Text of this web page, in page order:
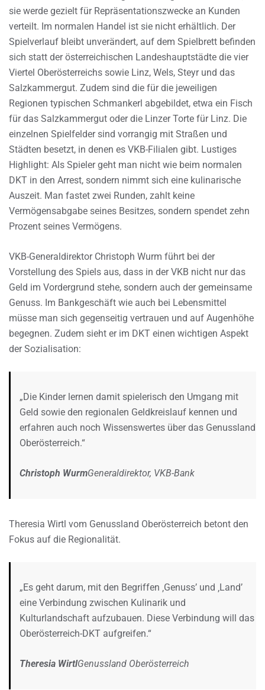
sie werde gezielt für Repräsentationszwecke an Kunden
verteilt. Im normalen Handel ist sie nicht erhältlich. Der
Spielverlauf bleibt unverändert, auf dem Spielbrett befinden
sich statt der österreichischen Landeshauptstädte die vier
Viertel Oberösterreichs sowie Linz, Wels, Steyr und das
Salzkammergut. Zudem sind die für die jeweiligen
Regionen typischen Schmankerl abgebildet, etwa ein Fisch
für das Salzkammergut oder die Linzer Torte für Linz. Die
einzelnen Spielfelder sind vorrangig mit Straßen und
Städten besetzt, in denen es VKB-Filialen gibt. Lustiges
Highlight: Als Spieler geht man nicht wie beim normalen
DKT in den Arrest, sondern nimmt sich eine kulinarische
Auszeit. Man fastet zwei Runden, zahlt keine
Vermögensabgabe seines Besitzes, sondern spendet zehn
Prozent seines Vermögens.
VKB-Generaldirektor Christoph Wurm führt bei der
Vorstellung des Spiels aus, dass in der VKB nicht nur das
Geld im Vordergrund stehe, sondern auch der gemeinsame
Genuss. Im Bankgeschäft wie auch bei Lebensmittel
müsse man sich gegenseitig vertrauen und auf Augenhöhe
begegnen. Zudem sieht er im DKT einen wichtigen Aspekt
der Sozialisation:
„Die Kinder lernen damit spielerisch den Umgang mit
Geld sowie den regionalen Geldkreislauf kennen und
erfahren auch noch Wissenswertes über das Genussland
Oberösterreich.“
Christoph WurmGeneraldirektor, VKB-Bank
Theresia Wirtl vom Genussland Oberösterreich betont den
Fokus auf die Regionalität.
„Es geht darum, mit den Begriffen ‚Genuss’ und ‚Land’
eine Verbindung zwischen Kulinarik und
Kulturlandschaft aufzubauen. Diese Verbindung will das
Oberösterreich-DKT aufgreifen.“
Theresia WirtlGenussland Oberösterreich